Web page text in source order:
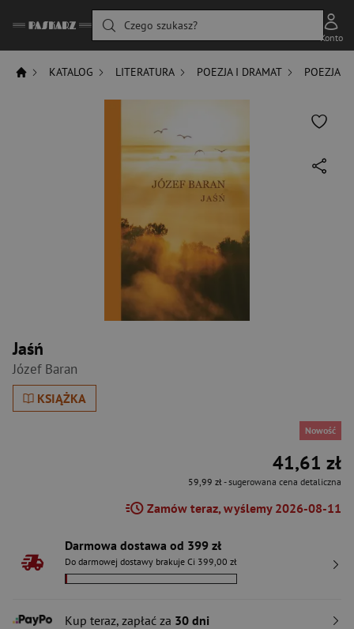
Czego szukasz?
Konto
KATALOG LITERATURA POEZJA I DRAMAT POEZJA
Jaśń
Józef Baran
KSIĄŻKA
Nowość
41,61 zł
59,99 zł- sugerowana cena detaliczna
Zamów teraz, wyślemy 2026-08-11
Darmowa dostawa od 399 zł
Do darmowej dostawy brakuje Ci 399,00 zł
Kup teraz, zapłać za 30 dni